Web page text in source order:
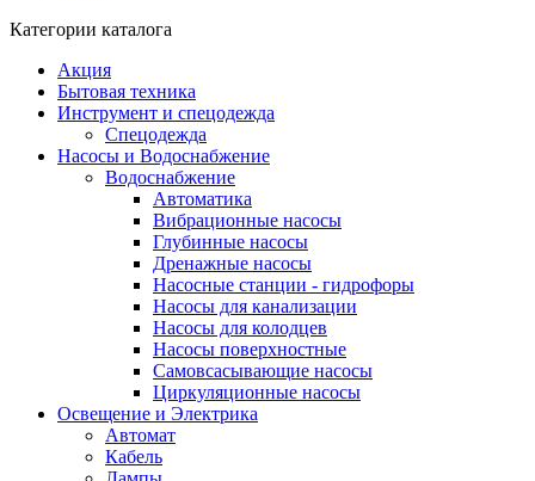
Категории каталога
Акция
Бытовая техника
Инструмент и спецодежда
Спецодежда
Насосы и Водоснабжение
Водоснабжение
Автоматика
Вибрационные насосы
Глубинные насосы
Дренажные насосы
Насосные станции - гидрофоры
Насосы для канализации
Насосы для колодцев
Насосы поверхностные
Самовсасывающие насосы
Циркуляционные насосы
Освещение и Электрика
Автомат
Кабель